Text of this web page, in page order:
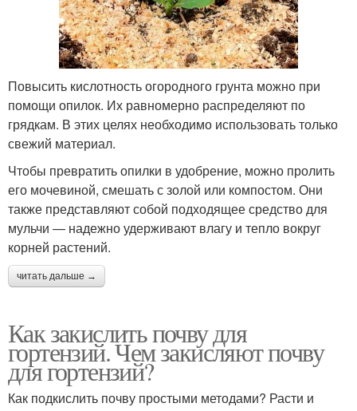
Повысить кислотность огородного грунта можно при
помощи опилок. Их равномерно распределяют по
грядкам. В этих целях необходимо использовать только
свежий материал.
Чтобы превратить опилки в удобрение, можно пролить
его мочевиной, смешать с золой или компостом. Они
также представляют собой подходящее средство для
мульчи — надежно удерживают влагу и тепло вокруг
корней растений.
читать дальше →
Как закислить почву для
гортензий. Чем закисляют почву
для гортензий?
Как подкислить почву простыми методами? Расти и